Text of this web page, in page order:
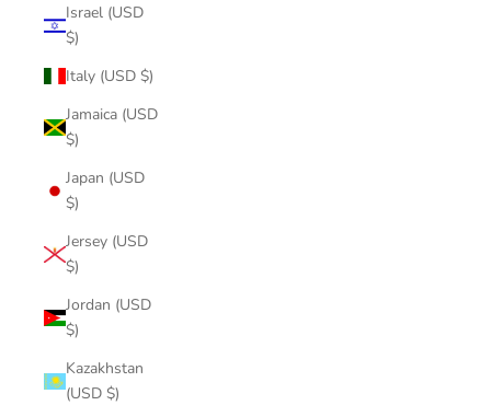
Israel (USD
$)
Italy (USD $)
Jamaica (USD
$)
Japan (USD
$)
Jersey (USD
$)
Jordan (USD
$)
Kazakhstan
(USD $)